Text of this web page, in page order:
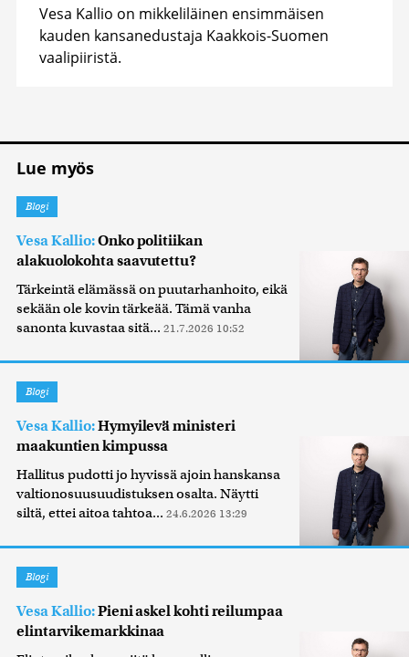
Vesa Kallio on mikkeliläinen ensimmäisen
kauden kansanedustaja Kaakkois-Suomen
vaalipiiristä.
Lue myös
Blogi
Vesa Kallio:Onko politiikan
alakuolokohta saavutettu?
Tärkeintä elämässä on puutarhanhoito, eikä
sekään ole kovin tärkeää. Tämä vanha
sanonta kuvastaa sitä... 21.7.2026 10:52
Blogi
Vesa Kallio:Hymyilevä ministeri
maakuntien kimpussa
Hallitus pudotti jo hyvissä ajoin hanskansa
valtionosuusuudistuksen osalta. Näytti
siltä, ettei aitoa tahtoa... 24.6.2026 13:29
Blogi
Vesa Kallio:Pieni askel kohti reilumpaa
elintarvikemarkkinaa